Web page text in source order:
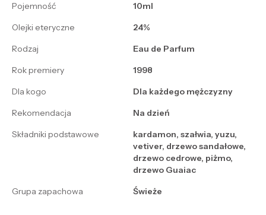
Pojemność
10ml
Olejki eteryczne
24%
Rodzaj
Eau de Parfum
Rok premiery
1998
Dla kogo
Dla każdego mężczyzny
Rekomendacja
Na dzień
Składniki podstawowe
kardamon, szałwia, yuzu,
vetiver, drzewo sandałowe,
drzewo cedrowe, piżmo,
drzewo Guaiac
Grupa zapachowa
Świeże